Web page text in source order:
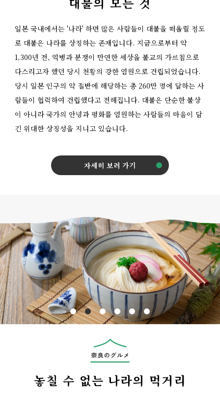
일본 국내에서는 '나라' 하면 많은 사람들이 대불을 떠올릴 정도
로 대불은 나라를 상징하는 존재입니다. 지금으로부터 약
1,300년 전, 역병과 분쟁이 만연한 세상을 불교의 가르침으로
다스리고자 했던 당시 천황의 강한 염원으로 건립되었습니다.
당시 일본 인구의 약 절반에 해당하는 총 260만 명에 달하는 사
람들이 협력하여 건립했다고 전해집니다. 대불은 단순한 불상
이 아니라 국가의 안녕과 평화를 염원하는 사람들의 마음이 담
긴 위대한 상징성을 지니고 있습니다.
자세히 보러 가기
Previous
놓칠 수 없는 나라의 먹거리